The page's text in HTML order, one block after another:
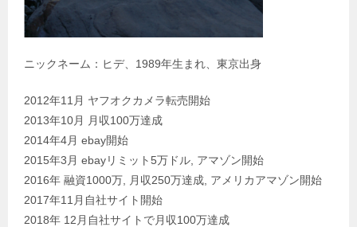
ニックネーム：ヒデ、1989年生まれ、東京出身
2012年11月 ヤフオクカメラ転売開始
2013年10月 月収100万達成
2014年4月 ebay開始
2015年3月 ebayリミット5万ドル, アマゾン開始
2016年 融資1000万, 月収250万達成, アメリカアマゾン開始
2017年11月自社サイト開始
2018年 12月自社サイトで月収100万達成